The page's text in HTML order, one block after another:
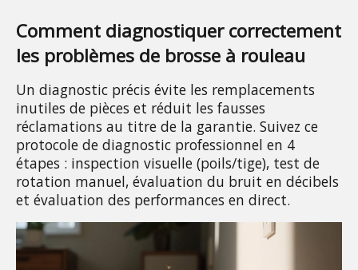
Comment diagnostiquer correctement
les problèmes de brosse à rouleau
Un diagnostic précis évite les remplacements
inutiles de pièces et réduit les fausses
réclamations au titre de la garantie. Suivez ce
protocole de diagnostic professionnel en 4
étapes : inspection visuelle (poils/tige), test de
rotation manuel, évaluation du bruit en décibels
et évaluation des performances en direct.